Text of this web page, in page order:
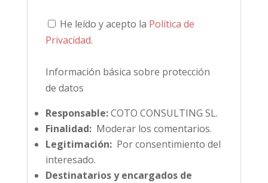
He leído y acepto la Política de
Privacidad.
Información básica sobre protección
de datos
Responsable:COTO CONSULTING SL.
Finalidad:Moderar los comentarios.
Legitimación:Por consentimiento del
interesado.
Destinatarios y encargados de